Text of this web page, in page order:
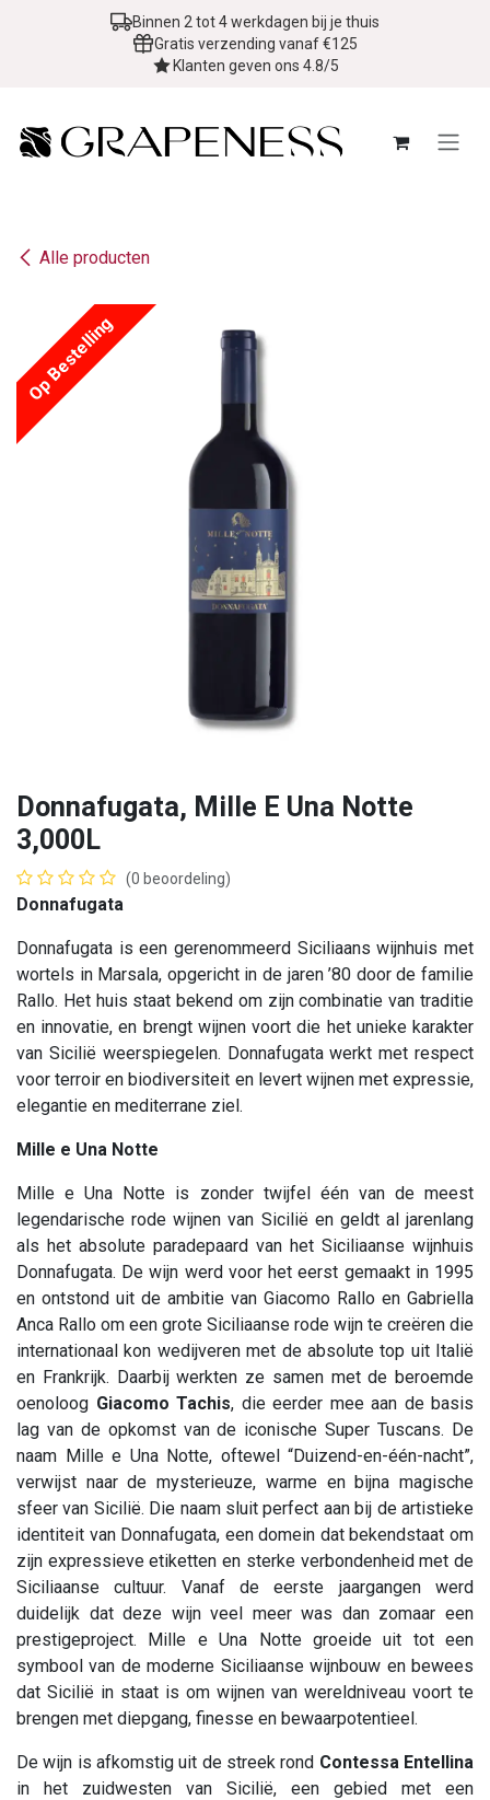
Overslaan naar inhoudBinnen 2 tot 4 werkdagen bij je thuis
Gratis verzending vanaf €125
Klanten geven ons 4.8/5
Alle producten
Op Bestelling
Donnafugata, Mille E Una Notte
3,000L
(0 beoordeling)
Donnafugata
Donnafugata is een gerenommeerd Siciliaans wijnhuis met
wortels in Marsala, opgericht in de jaren ’80 door de familie
Rallo. Het huis staat bekend om zijn combinatie van traditie
en innovatie, en brengt wijnen voort die het unieke karakter
van Sicilië weerspiegelen. Donnafugata werkt met respect
voor terroir en biodiversiteit en levert wijnen met expressie,
elegantie en mediterrane ziel.
Mille e Una Notte
Mille e Una Notte is zonder twijfel één van de meest
legendarische rode wijnen van Sicilië en geldt al jarenlang
als het absolute paradepaard van het Siciliaanse wijnhuis
Donnafugata. De wijn werd voor het eerst gemaakt in 1995
en ontstond uit de ambitie van Giacomo Rallo en Gabriella
Anca Rallo om een grote Siciliaanse rode wijn te creëren die
internationaal kon wedijveren met de absolute top uit Italië
en Frankrijk. Daarbij werkten ze samen met de beroemde
oenoloog Giacomo Tachis, die eerder mee aan de basis
lag van de opkomst van de iconische Super Tuscans. De
naam Mille e Una Notte, oftewel “Duizend-en-één-nacht”,
verwijst naar de mysterieuze, warme en bijna magische
sfeer van Sicilië. Die naam sluit perfect aan bij de artistieke
identiteit van Donnafugata, een domein dat bekendstaat om
zijn expressieve etiketten en sterke verbondenheid met de
Siciliaanse cultuur. Vanaf de eerste jaargangen werd
duidelijk dat deze wijn veel meer was dan zomaar een
prestigeproject. Mille e Una Notte groeide uit tot een
symbool van de moderne Siciliaanse wijnbouw en bewees
dat Sicilië in staat is om wijnen van wereldniveau voort te
brengen met diepgang, finesse en bewaarpotentieel.
De wijn is afkomstig uit de streek rond Contessa Entellina
in het zuidwesten van Sicilië, een gebied met een